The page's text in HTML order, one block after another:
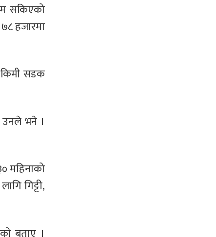
सकिएको
हजारमा
किमी सडक
उनले भने ।
महिनाको
गिट्टी,